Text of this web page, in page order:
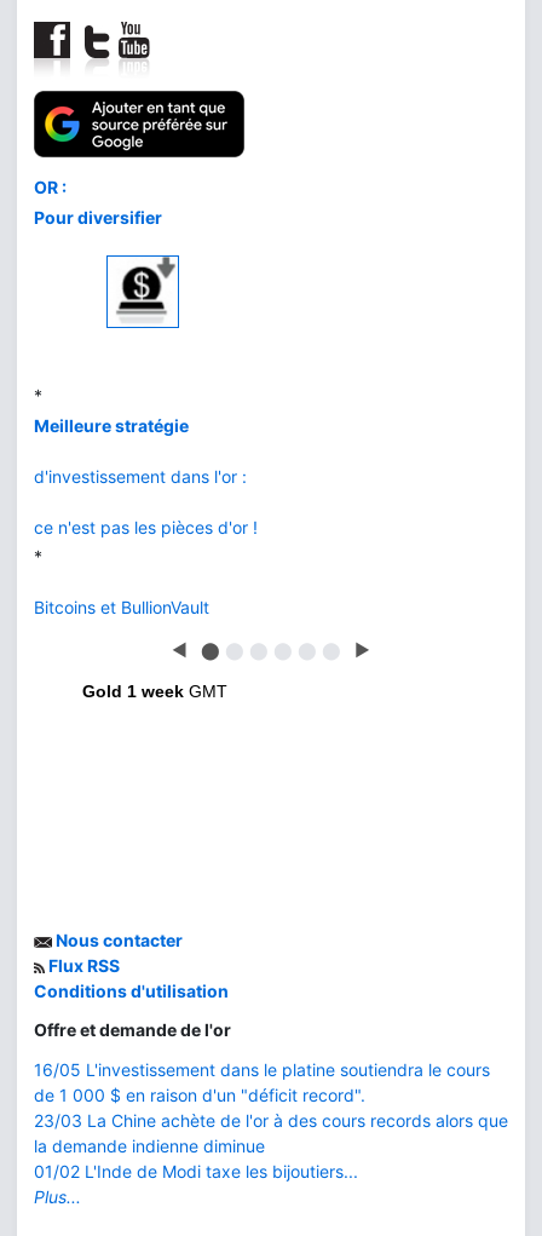
Comment acheter
au meilleur prix
vs BullionVault
*
◀ ⬤ ⬤ ⬤ ⬤ ⬤ ⬤ ▶
Gold 1 week GMT
Nous contacter
Flux RSS
Conditions d'utilisation
Offre et demande de l'or
16/05 L'investissement dans le platine soutiendra le cours
de 1 000 $ en raison d'un "déficit record".
23/03 La Chine achète de l'or à des cours records alors que
la demande indienne diminue
01/02 L'Inde de Modi taxe les bijoutiers...
Plus...